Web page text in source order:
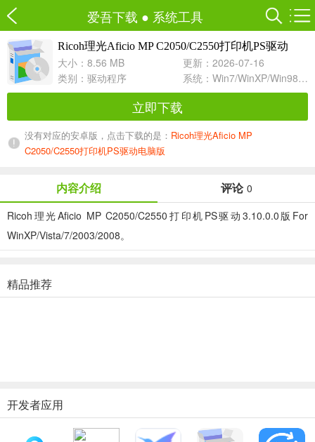
爱吾下载 ● 系统工具
Ricoh理光Aficio MP C2050/C2550打印机PS驱动
3.10.0.0 For WinXP/Vista/7/2003
大小：8.56 MB
更新：2026-07-16
类别： 驱动程序 系统：Win7/WinXP/Win98/Win8/Win10兼容软件
立即下载
没有对应的安卓版，点击下载的是： Ricoh理光Aficio MP
C2050/C2550打印机PS驱动电脑版
内容介绍 评论 0
Ricoh理光Aficio MP C2050/C2550打印机PS驱动3.10.0.0版For
WinXP/Vista/7/2003/2008。
精品推荐
开发者应用